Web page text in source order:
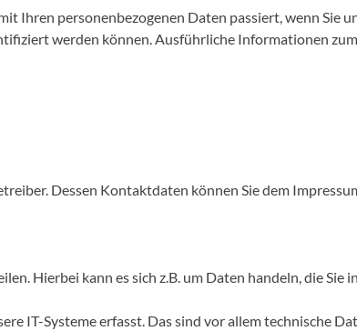
Ihren personenbezogenen Daten passiert, wenn Sie
werden können. Ausführliche Informationen
Dessen Kontaktdaten können Sie dem
Hierbei kann es sich z.B. um Daten handeln, die
IT-Systeme erfasst. Das sind vor allem technische